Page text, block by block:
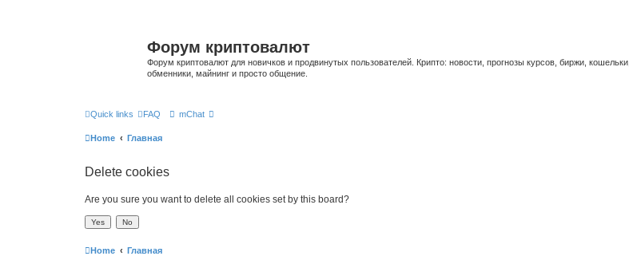
Форум криптовалют
Форум криптовалют для новичков и продвинутых пользователей. Крипто: новости, прогнозы курсов, биржи, кошельки,
обменники, майнинг и просто общение.
Quick links FAQ mChat
Home Главная
Delete cookies
Are you sure you want to delete all cookies set by this board?
Home Главная